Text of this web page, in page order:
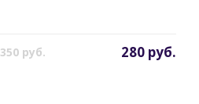
350 руб. 280 руб.